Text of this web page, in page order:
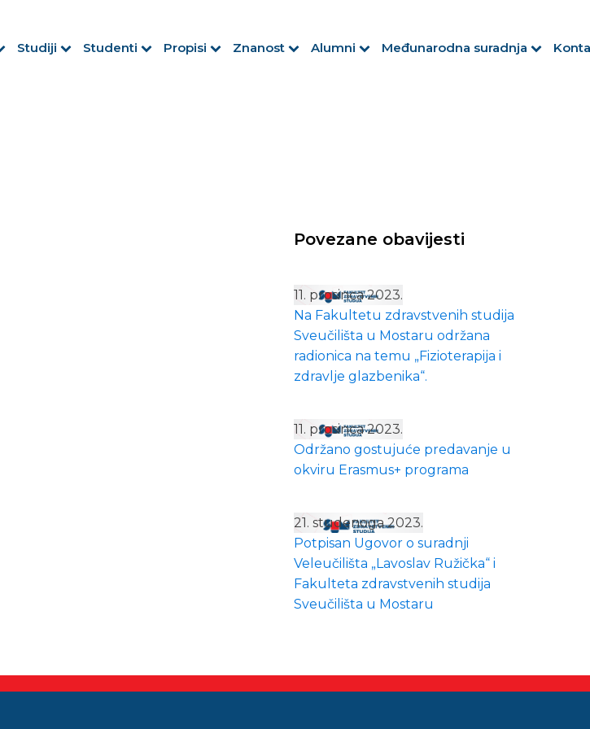
Studiji Studenti Propisi Znanost Alumni Međunarodna suradnja
Povezane obavijesti
11. prosinca 2023.
Na Fakultetu zdravstvenih studija
Sveučilišta u Mostaru održana
radionica na temu „Fizioterapija i
zdravlje glazbenika“.
11. prosinca 2023.
Održano gostujuće predavanje u
okviru Erasmus+ programa
21. studenoga 2023.
Potpisan Ugovor o suradnji
Veleučilišta „Lavoslav Ružička“ i
Fakulteta zdravstvenih studija
Sveučilišta u Mostaru